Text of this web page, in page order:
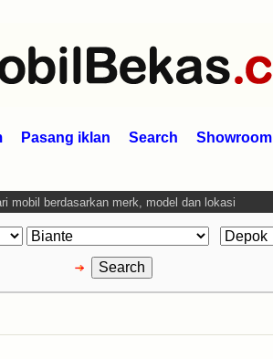
Pasang iklan Search Showroom
mobil berdasarkan merk, model dan lokasi